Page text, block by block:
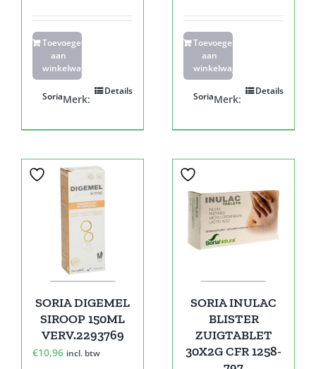
Toevoegen
aan
winkelwagen
Details
Merk:
Soria
Toevoegen
aan
winkelwagen
Details
Merk:
Soria
SORIA DIGEMEL
SIROOP 150ML
VERV.2293769
€10,96 incl. btw
SORIA INULAC
BLISTER
ZUIGTABLET
30X2G CFR 1258-